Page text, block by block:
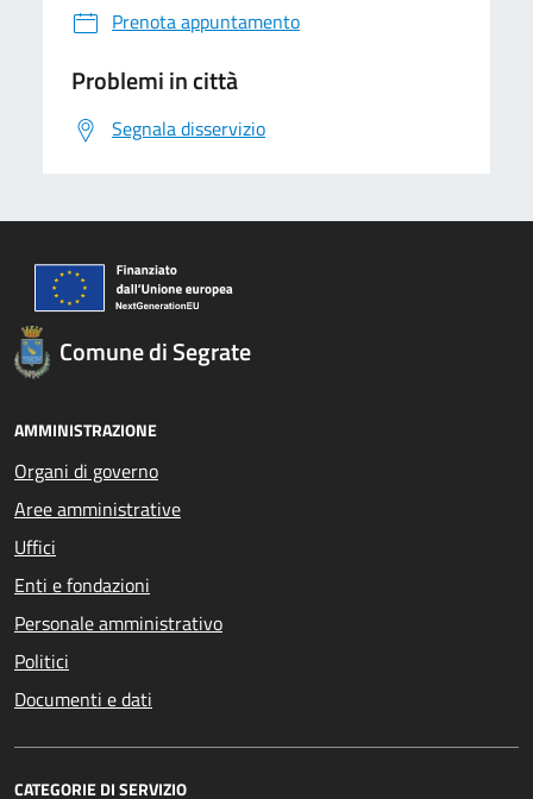
Prenota appuntamento
Problemi in città
Segnala disservizio
Comune di Segrate
AMMINISTRAZIONE
Organi di governo
Aree amministrative
Uffici
Enti e fondazioni
Personale amministrativo
Politici
Documenti e dati
CATEGORIE DI SERVIZIO